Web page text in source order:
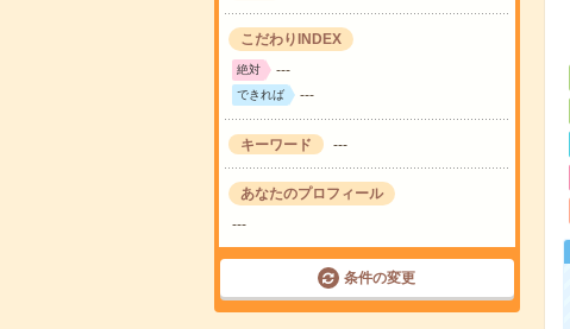
こだわりINDEX
絶対 ---
できれば ---
キーワード ---
あなたのプロフィール
---
条件の変更